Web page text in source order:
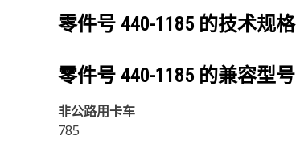
零件号 440-1185 的技术规格
零件号 440-1185 的兼容型号
非公路用卡车
785